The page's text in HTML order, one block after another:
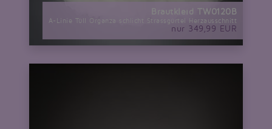
Brautkleid TW0120B
A-Linie Tüll Organza schlicht Strassgürtel Herzausschnitt
nur 349,99 EUR